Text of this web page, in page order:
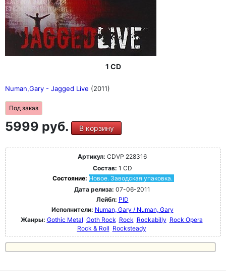
1 CD
Numan,Gary - Jagged Live (2011)
Под заказ
5999 руб. В корзину
Артикул: CDVP 228316
Состав: 1 CD
Состояние: Новое. Заводская упаковка.
Дата релиза: 07-06-2011
Лейбл: PID
Исполнители: Numan, Gary / Numan, Gary
Жанры: Gothic Metal Goth Rock Rock Rockabilly Rock Opera
Rock & Roll Rocksteady